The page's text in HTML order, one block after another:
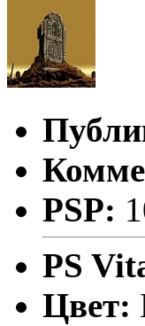
PSP:
PS
Цвет: